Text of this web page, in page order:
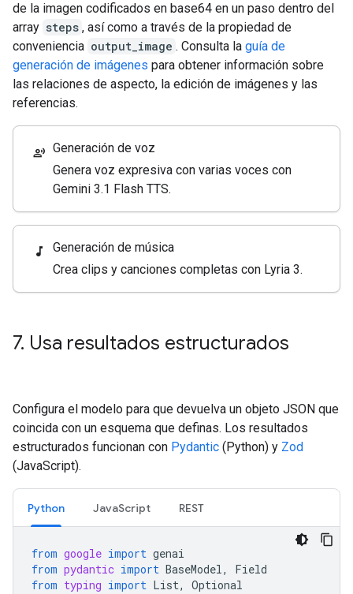
de la imagen codificados en base64 en un paso dentro del
array steps , así como a través de la propiedad de
conveniencia output_image . Consulta la guía de
generación de imágenes para obtener información sobre
las relaciones de aspecto, la edición de imágenes y las
referencias.
record_voice_over Generación de voz
Genera voz expresiva con varias voces con
Gemini 3.1 Flash TTS.
music_note
Generación de música
Crea clips y canciones completas con Lyria 3.
7. Usa resultados estructurados
Configura el modelo para que devuelva un objeto JSON que
coincida con un esquema que definas. Los resultados
estructurados funcionan con Pydantic (Python) y Zod
(JavaScript).
Python JavaScript REST
from google import genai
from pydantic import BaseModel,
Field
from typing import List, Optional